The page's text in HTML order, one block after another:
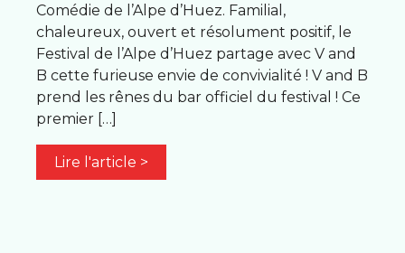
Comédie de l’Alpe d’Huez. Familial,
chaleureux, ouvert et résolument positif, le
Festival de l’Alpe d’Huez partage avec V and
B cette furieuse envie de convivialité ! V and B
prend les rênes du bar officiel du festival ! Ce
premier […]
Lire l'article >